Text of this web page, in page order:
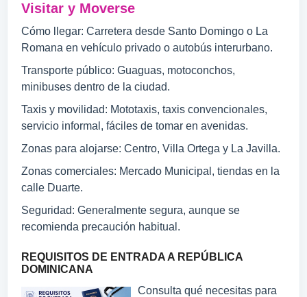
Visitar y Moverse
Cómo llegar: Carretera desde Santo Domingo o La
Romana en vehículo privado o autobús interurbano.
Transporte público: Guaguas, motoconchos,
minibuses dentro de la ciudad.
Taxis y movilidad: Mototaxis, taxis convencionales,
servicio informal, fáciles de tomar en avenidas.
Zonas para alojarse: Centro, Villa Ortega y La Javilla.
Zonas comerciales: Mercado Municipal, tiendas en la
calle Duarte.
Seguridad: Generalmente segura, aunque se
recomienda precaución habitual.
REQUISITOS DE ENTRADA A REPÚBLICA
DOMINICANA
Consulta qué necesitas para